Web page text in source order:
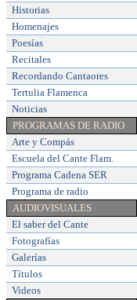
Historias
Homenajes
Poesías
Recitales
Recordando Cantaores
Tertulia Flamenca
Noticias
PROGRAMAS DE RADIO
Arte y Compás
Escuela del Cante Flam.
Programa Cadena SER
Programa de radio
AUDIOVISUALES
El saber del Cante
Fotografías
Galerías
Títulos
Videos